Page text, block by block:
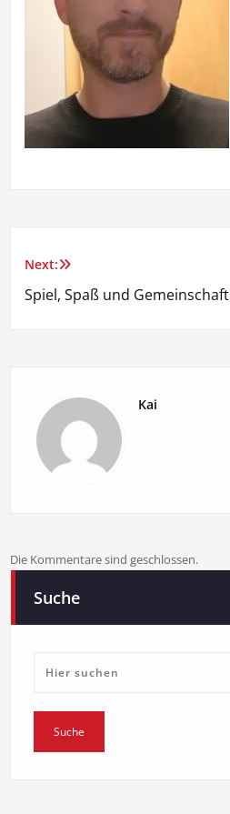
Beitragsnavigation
Next:
Spiel, Spaß und Gemeinschaft
Kai
Die Kommentare sind geschlossen.
Suche